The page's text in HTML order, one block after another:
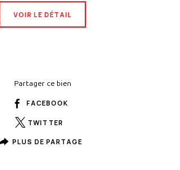
VOIR LE DÉTAIL
Partager ce bien
FACEBOOK
TWITTER
PLUS DE PARTAGE